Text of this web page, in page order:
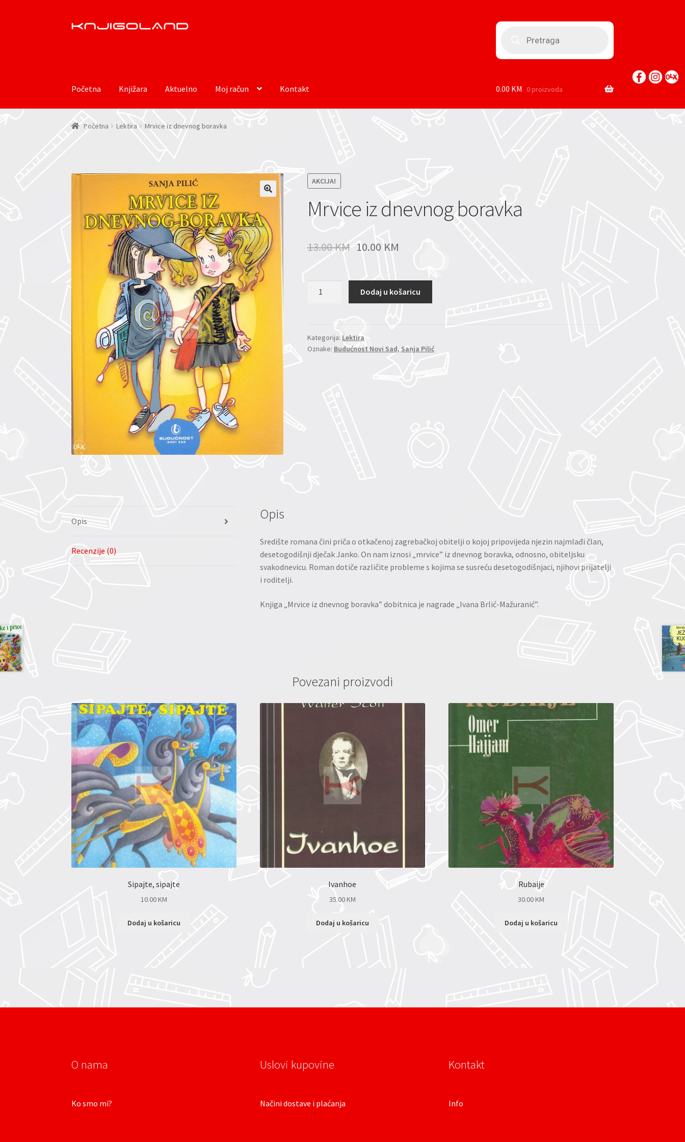
Preskoči
Skoči
Početna Knjižara Aktuelno Moj račun Kontakt 0.00 KM 0 proizvoda
Početna Lektira Mrvice iz dnevnog boravka
AKCIJA!
Mrvice iz dnevnog boravka
13.00KM 10.00 KM
količina
Dodaj u košaricu
Kategorija: Lektira
Oznake: Budućnost Novi Sad, Sanja Pilić
Opis
Recenzije (0)
Opis
Središte romana čini priča o otkačenoj zagrebačkoj obitelji o kojoj pripovijeda njezin najmlađi član,
desetogodišnji dječak Janko. On nam iznosi „mrvice” iz dnevnog boravka, odnosno, obiteljsku
svakodnevicu. Roman dotiče različite probleme s kojima se susreću desetogodišnjaci, njihovi prijatelji
i roditelji.
Knjiga „Mrvice iz dnevnog boravka” dobitnica je nagrade „Ivana Brlić-Mažuranić”.
Povezani proizvodi
Sipajte, sipajte
10.00KM
Dodaj u košaricu
Ivanhoe
35.00KM
Dodaj u košaricu
Rubaije
30.00KM
Dodaj u košaricu
O nama
Ko smo mi?
Uslovi kupovine
Načini dostave i plaćanja
Kontakt
Info